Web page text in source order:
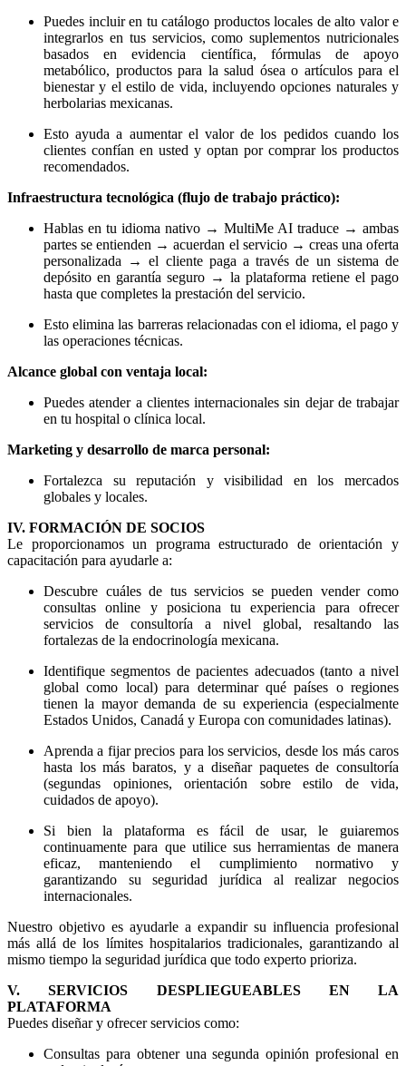
Puedes incluir en tu catálogo productos locales de alto valor e
integrarlos en tus servicios, como suplementos nutricionales
basados ​​en evidencia científica, fórmulas de apoyo
metabólico, productos para la salud ósea o artículos para el
bienestar y el estilo de vida, incluyendo opciones naturales y
herbolarias mexicanas.
Esto ayuda a aumentar el valor de los pedidos cuando los
clientes confían en usted y optan por comprar los productos
recomendados.
Infraestructura tecnológica (flujo de trabajo práctico):
Hablas en tu idioma nativo → MultiMe AI traduce → ambas
partes se entienden → acuerdan el servicio → creas una oferta
personalizada → el cliente paga a través de un sistema de
depósito en garantía seguro → la plataforma retiene el pago
hasta que completes la prestación del servicio.
Esto elimina las barreras relacionadas con el idioma, el pago y
las operaciones técnicas.
Alcance global con ventaja local:
Puedes atender a clientes internacionales sin dejar de trabajar
en tu hospital o clínica local.
Marketing y desarrollo de marca personal:
Fortalezca su reputación y visibilidad en los mercados
globales y locales.
IV. FORMACIÓN DE SOCIOS
Le proporcionamos un programa estructurado de orientación y
capacitación para ayudarle a:
Descubre cuáles de tus servicios se pueden vender como
consultas online y posiciona tu experiencia para ofrecer
servicios de consultoría a nivel global, resaltando las
fortalezas de la endocrinología mexicana.
Identifique segmentos de pacientes adecuados (tanto a nivel
global como local) para determinar qué países o regiones
tienen la mayor demanda de su experiencia (especialmente
Estados Unidos, Canadá y Europa con comunidades latinas).
Aprenda a fijar precios para los servicios, desde los más caros
hasta los más baratos, y a diseñar paquetes de consultoría
(segundas opiniones, orientación sobre estilo de vida,
cuidados de apoyo).
Si bien la plataforma es fácil de usar, le guiaremos
continuamente para que utilice sus herramientas de manera
eficaz, manteniendo el cumplimiento normativo y
garantizando su seguridad jurídica al realizar negocios
internacionales.
Nuestro objetivo es ayudarle a expandir su influencia profesional
más allá de los límites hospitalarios tradicionales, garantizando al
mismo tiempo la seguridad jurídica que todo experto prioriza.
V. SERVICIOS DESPLIEGUEABLES EN LA
PLATAFORMA
Puedes diseñar y ofrecer servicios como:
Consultas para obtener una segunda opinión profesional en